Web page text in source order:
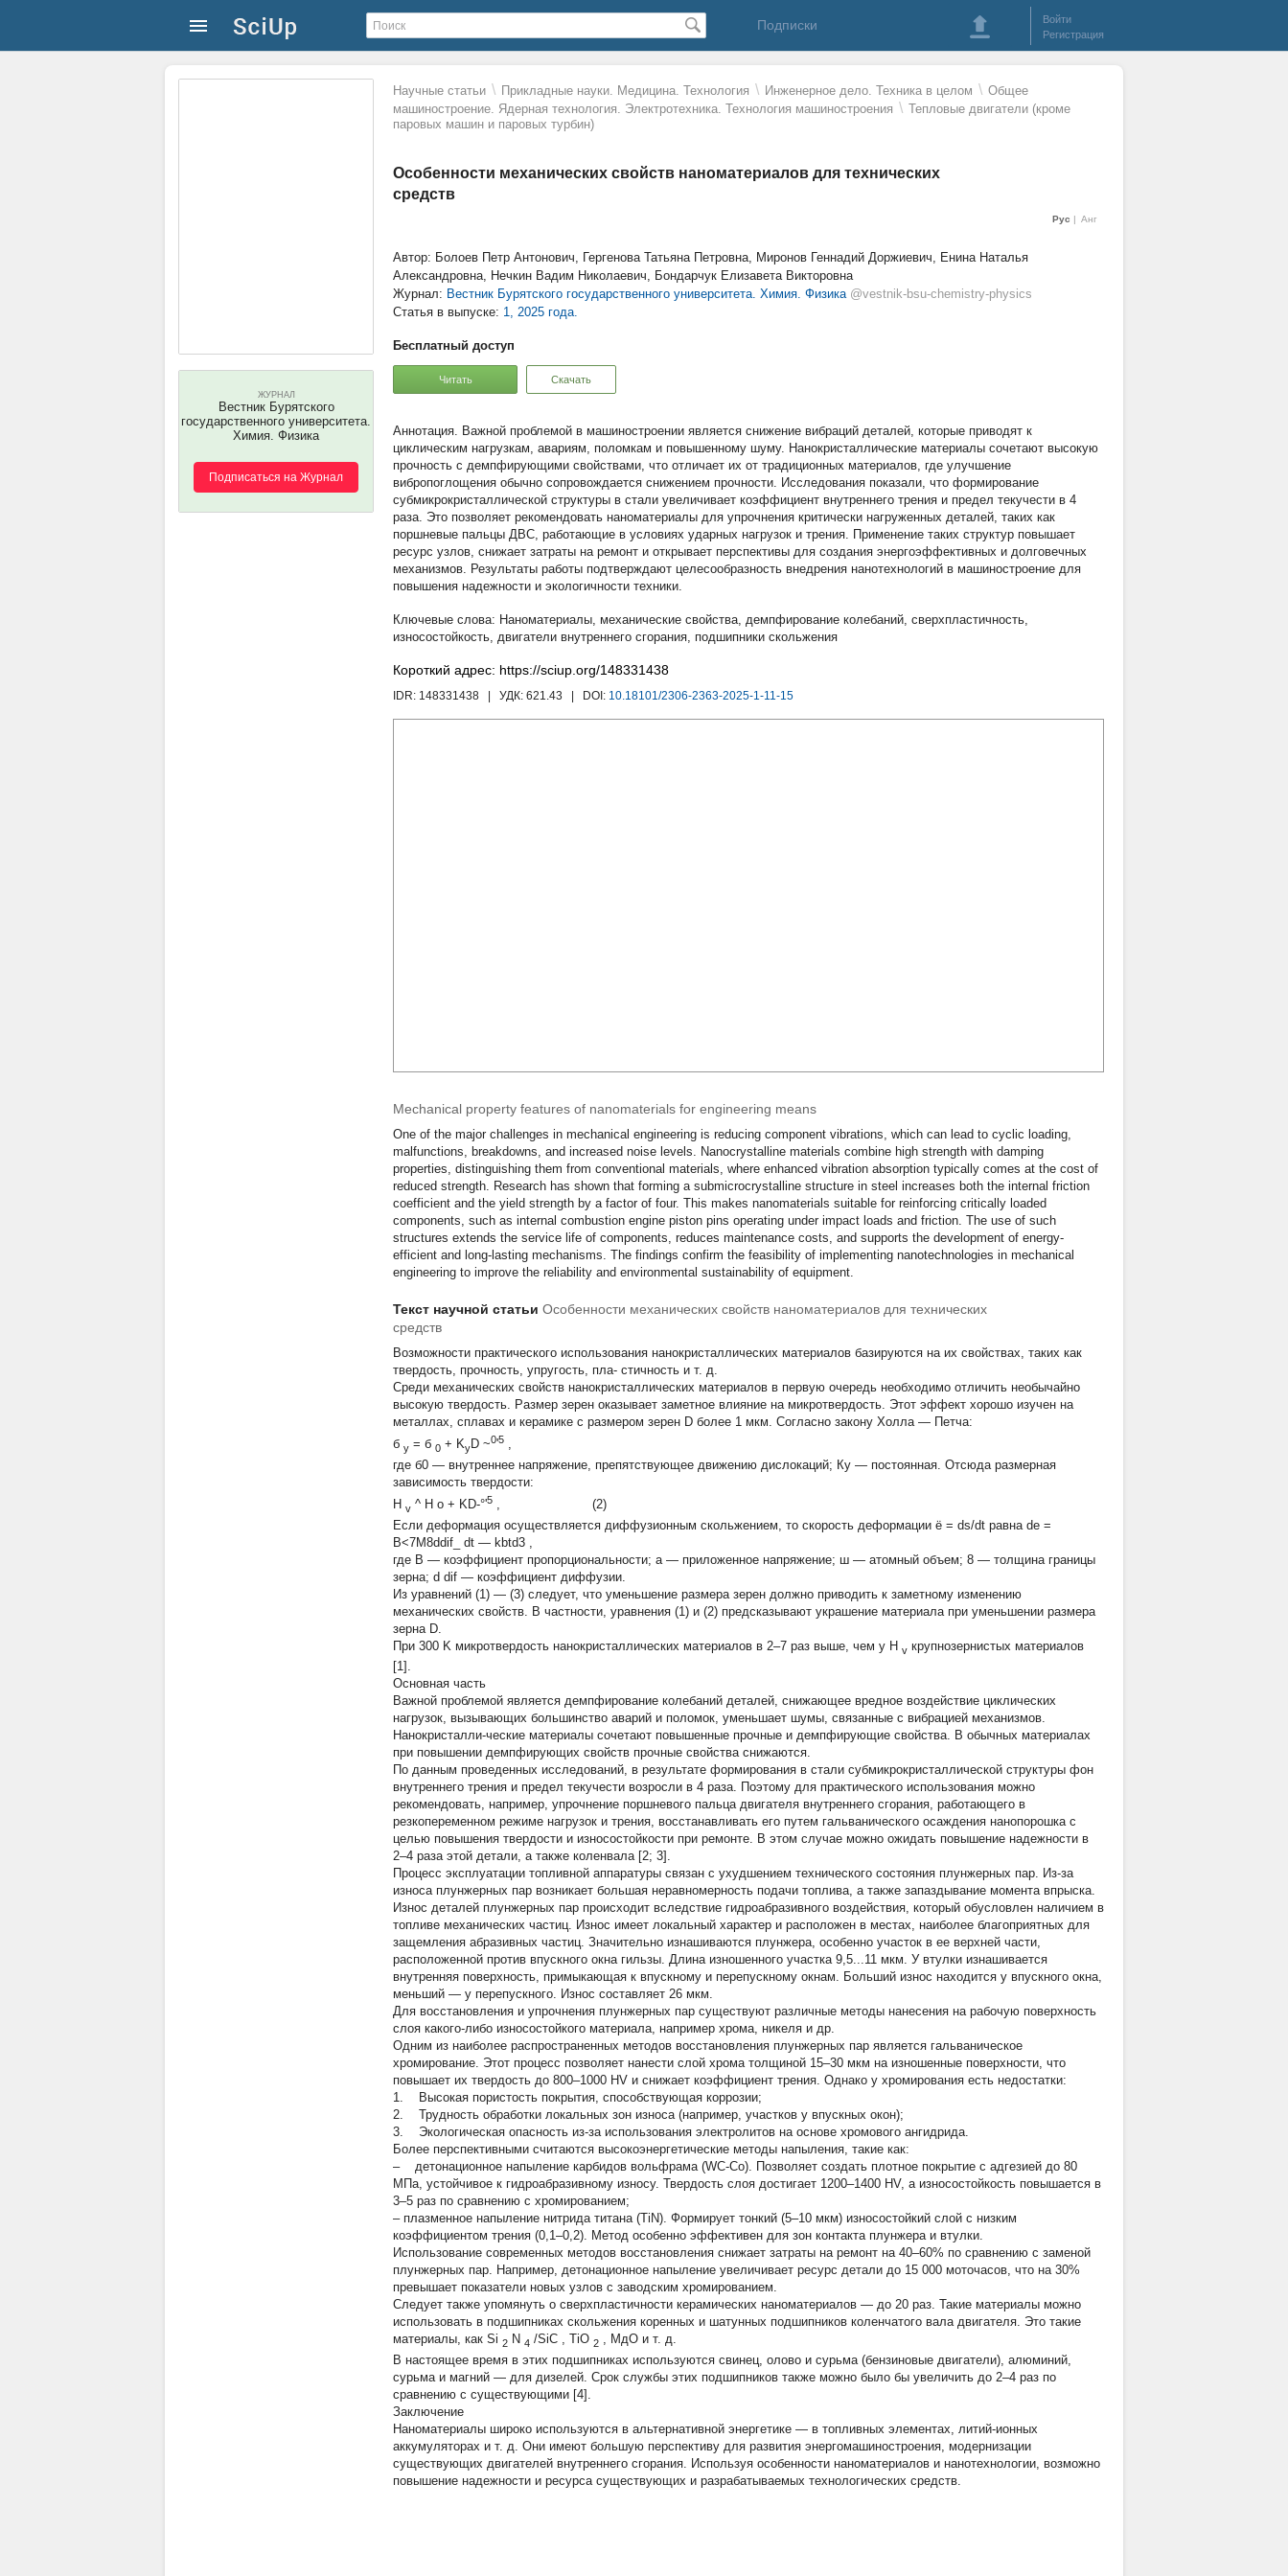
Подписки
Войти
Регистрация
Научные статьи \ Прикладные науки. Медицина. Технология \ Инженерное дело. Техника в целом \ Общее
машиностроение. Ядерная технология. Электротехника. Технология машиностроения \ Тепловые двигатели (кроме
паровых машин и паровых турбин)
Особенности механических свойств наноматериалов для технических
средств
Рус Анг
ЖУРНАЛ
Вестник Бурятского
государственного университета.
Химия. Физика
Подписаться на Журнал
Автор: Болоев Петр Антонович, Гергенова Татьяна Петровна, Миронов Геннадий Доржиевич, Енина Наталья
Александровна, Нечкин Вадим Николаевич, Бондарчук Елизавета Викторовна
Журнал: Вестник Бурятского государственного университета. Химия. Физика @vestnik-bsu-chemistry-physics
Статья в выпуске: 1, 2025 года.
Бесплатный доступ
Читать Скачать
Важной проблемой в машиностроении является снижение вибраций деталей, которые приводят к
циклическим нагрузкам, авариям, поломкам и повышенному шуму. Нанокристаллические материалы сочетают высокую
прочность с демпфирующими свойствами, что отличает их от традиционных материалов, где улучшение
вибропоглощения обычно сопровождается снижением прочности. Исследования показали, что формирование
субмикрокристаллической структуры в стали увеличивает коэффициент внутреннего трения и предел текучести в 4
раза. Это позволяет рекомендовать наноматериалы для упрочнения критически нагруженных деталей, таких как
поршневые пальцы ДВС, работающие в условиях ударных нагрузок и трения. Применение таких структур повышает
ресурс узлов, снижает затраты на ремонт и открывает перспективы для создания энергоэффективных и долговечных
механизмов. Результаты работы подтверждают целесообразность внедрения нанотехнологий в машиностроение для
повышения надежности и экологичности техники.
Наноматериалы, механические свойства, демпфирование колебаний, сверхпластичность,
износостойкость, двигатели внутреннего сгорания, подшипники скольжения
Короткий адрес: https://sciup.org/148331438
IDR: 148331438 | УДК: 621.43 | DOI: 10.18101/2306-2363-2025-1-11-15
Mechanical property features of nanomaterials for engineering means
One of the major challenges in mechanical engineering is reducing component vibrations, which can lead to cyclic loading,
malfunctions, breakdowns, and increased noise levels. Nanocrystalline materials combine high strength with damping
properties, distinguishing them from conventional materials, where enhanced vibration absorption typically comes at the cost of
reduced strength. Research has shown that forming a submicrocrystalline structure in steel increases both the internal friction
coefficient and the yield strength by a factor of four. This makes nanomaterials suitable for reinforcing critically loaded
components, such as internal combustion engine piston pins operating under impact loads and friction. The use of such
structures extends the service life of components, reduces maintenance costs, and supports the development of energy-
efficient and long-lasting mechanisms. The findings confirm the feasibility of implementing nanotechnologies in mechanical
engineering to improve the reliability and environmental sustainability of equipment.
Текст научной статьи Особенности механических свойств наноматериалов для технических
средств
Возможности практического использования нанокристаллических материалов базируются на их свойствах, таких как
твердость, прочность, упругость, пла- стичность и т. д.
Среди механических свойств нанокристаллических материалов в первую очередь необходимо отличить необычайно
высокую твердость. Размер зерен оказывает заметное влияние на микротвердость. Этот эффект хорошо изучен на
металлах, сплавах и керамике с размером зерен D более 1 мкм. Согласно закону Холла — Петча:
б у = б 0 + KyD ~0'5 ,
где б0 — внутреннее напряжение, препятствующее движению дислокаций; Ку — постоянная. Отсюда размерная
зависимость твердости:
H v ^ H o + KD-°'5 ,
(2)
Если деформация осуществляется диффузионным скольжением, то скорость деформации ё = ds/dt равна de =
B<7M8ddif_ dt — kbtd3 ,
где B — коэффициент пропорциональности; а — приложенное напряжение; ш — атомный объем; 8 — толщина границы
зерна; d dif — коэффициент диффузии.
Из уравнений (1) — (3) следует, что уменьшение размера зерен должно приводить к заметному изменению
механических свойств. В частности, уравнения (1) и (2) предсказывают украшение материала при уменьшении размера
зерна D.
При 300 K микротвердость нанокристаллических материалов в 2–7 раз выше, чем у H v крупнозернистых материалов
[1].
Основная часть
Важной проблемой является демпфирование колебаний деталей, снижающее вредное воздействие циклических
нагрузок, вызывающих большинство аварий и поломок, уменьшает шумы, связанные с вибрацией механизмов.
Нанокристалли-ческие материалы сочетают повышенные прочные и демпфирующие свойства. В обычных материалах
при повышении демпфирующих свойств прочные свойства снижаются.
По данным проведенных исследований, в результате формирования в стали субмикрокристаллической структуры фон
внутреннего трения и предел текучести возросли в 4 раза. Поэтому для практического использования можно
рекомендовать, например, упрочнение поршневого пальца двигателя внутреннего сгорания, работающего в
резкопеременном режиме нагрузок и трения, восстанавливать его путем гальванического осаждения нанопорошка с
целью повышения твердости и износостойкости при ремонте. В этом случае можно ожидать повышение надежности в
2–4 раза этой детали, а также коленвала [2; 3].
Процесс эксплуатации топливной аппаратуры связан с ухудшением технического состояния плунжерных пар. Из-за
износа плунжерных пар возникает большая неравномерность подачи топлива, а также запаздывание момента впрыска.
Износ деталей плунжерных пар происходит вследствие гидроабразивного воздействия, который обусловлен наличием в
топливе механических частиц. Износ имеет локальный характер и расположен в местах, наиболее благоприятных для
защемления абразивных частиц. Значительно изнашиваются плунжера, особенно участок в ее верхней части,
расположенной против впускного окна гильзы. Длина изношенного участка 9,5...11 мкм. У втулки изнашивается
внутренняя поверхность, примыкающая к впускному и перепускному окнам. Больший износ находится у впускного окна,
меньший — у перепускного. Износ составляет 26 мкм.
Для восстановления и упрочнения плунжерных пар существуют различные методы нанесения на рабочую поверхность
слоя какого-либо износостойкого материала, например хрома, никеля и др.
Одним из наиболее распространенных методов восстановления плунжерных пар является гальваническое
хромирование. Этот процесс позволяет нанести слой хрома толщиной 15–30 мкм на изношенные поверхности, что
повышает их твердость до 800–1000 HV и снижает коэффициент трения. Однако у хромирования есть недостатки:
1. Высокая пористость покрытия, способствующая коррозии;
2. Трудность обработки локальных зон износа (например, участков у впускных окон);
3. Экологическая опасность из-за использования электролитов на основе хромового ангидрида.
Более перспективными считаются высокоэнергетические методы напыления, такие как:
– детонационное напыление карбидов вольфрама (WC-Co). Позволяет создать плотное покрытие с адгезией до 80
МПа, устойчивое к гидроабразивному износу. Твердость слоя достигает 1200–1400 HV, а износостойкость повышается в
3–5 раз по сравнению с хромированием;
– плазменное напыление нитрида титана (TiN). Формирует тонкий (5–10 мкм) износостойкий слой с низким
коэффициентом трения (0,1–0,2). Метод особенно эффективен для зон контакта плунжера и втулки.
Использование современных методов восстановления снижает затраты на ремонт на 40–60% по сравнению с заменой
плунжерных пар. Например, детонационное напыление увеличивает ресурс детали до 15 000 моточасов, что на 30%
превышает показатели новых узлов с заводским хромированием.
Следует также упомянуть о сверхпластичности керамических наноматериалов — до 20 раз. Такие материалы можно
использовать в подшипниках скольжения коренных и шатунных подшипников коленчатого вала двигателя. Это такие
материалы, как Si 2 N 4 /SiC , TiO 2 , МдО и т. д.
В настоящее время в этих подшипниках используются свинец, олово и сурьма (бензиновые двигатели), алюминий,
сурьма и магний — для дизелей. Срок службы этих подшипников также можно было бы увеличить до 2–4 раз по
сравнению с существующими [4].
Заключение
Наноматериалы широко используются в альтернативной энергетике — в топливных элементах, литий-ионных
аккумуляторах и т. д. Они имеют большую перспективу для развития энергомашиностроения, модернизации
существующих двигателей внутреннего сгорания. Используя особенности наноматериалов и нанотехнологии, возможно
повышение надежности и ресурса существующих и разрабатываемых технологических средств.